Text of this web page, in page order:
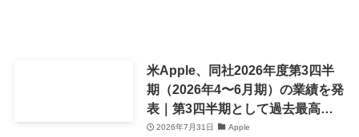
米Apple、同社2026年度第3四半
期（2026年4〜6月期）の業績を発
表｜第3四半期として過去最高の
売上高を記録
2026年7月31日 Apple